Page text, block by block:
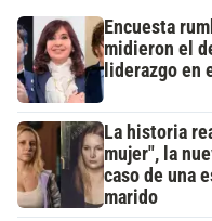
Encuesta
midieron el
liderazgo en
La historia
mujer", la
caso de una
marido